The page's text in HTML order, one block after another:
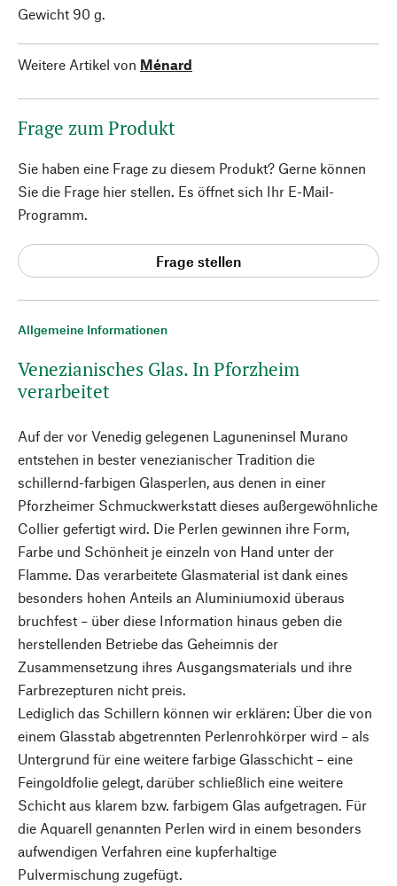
Allgemeine Informationen
Venezianisches Glas. In Pforzheim
verarbeitet
Auf der vor Venedig gelegenen Laguneninsel Murano
entstehen in bester venezianischer Tradition die
schillernd-farbigen Glasperlen, aus denen in einer
Pforzheimer Schmuckwerkstatt dieses außergewöhnliche
Collier gefertigt wird. Die Perlen gewinnen ihre Form,
Farbe und Schönheit je einzeln von Hand unter der
Flamme. Das verarbeitete Glasmaterial ist dank eines
besonders hohen Anteils an Aluminiumoxid überaus
bruchfest – über diese Information hinaus geben die
herstellenden Betriebe das Geheimnis der
Zusammensetzung ihres Ausgangsmaterials und ihre
Farbrezepturen nicht preis.
Lediglich das Schillern können wir erklären: Über die von
einem Glasstab abgetrennten Perlenrohkörper wird – als
Untergrund für eine weitere farbige Glasschicht – eine
Feingoldfolie gelegt, darüber schließlich eine weitere
Schicht aus klarem bzw. farbigem Glas aufgetragen. Für
die Aquarell genannten Perlen wird in einem besonders
aufwendigen Verfahren eine kupferhaltige
Pulvermischung zugefügt.
Gewicht 90 g.
Weitere Artikel von Ménard
Frage zum Produkt
Sie haben eine Frage zu diesem Produkt? Gerne können
Sie die Frage hier stellen. Es öffnet sich Ihr E-Mail-
Programm.
Frage stellen